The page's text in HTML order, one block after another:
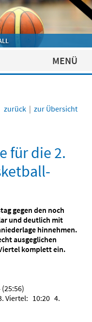
MENÜ
zurück | zur Übersicht
für die 2.
gegen den noch
und deutlich mit
hinnehmen.
ausgeglichen
komplett ein.
Viertel: 10:20 4.